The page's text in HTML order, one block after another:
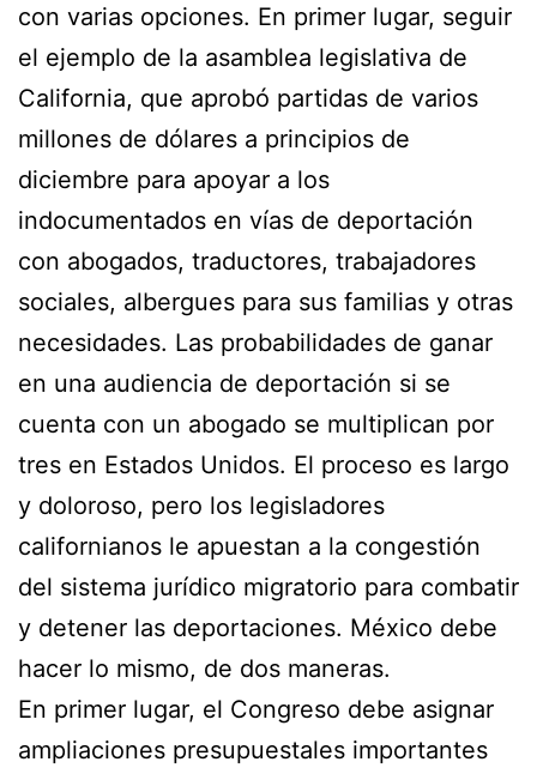
con varias opciones. En primer lugar, seguir
el ejemplo de la asamblea legislativa de
California, que aprobó partidas de varios
millones de dólares a principios de
diciembre para apoyar a los
indocumentados en vías de deportación
con abogados, traductores, trabajadores
sociales, albergues para sus familias y otras
necesidades. Las probabilidades de ganar
en una audiencia de deportación si se
cuenta con un abogado se multiplican por
tres en Estados Unidos. El proceso es largo
y doloroso, pero los legisladores
californianos le apuestan a la congestión
del sistema jurídico migratorio para combatir
y detener las deportaciones. México debe
hacer lo mismo, de dos maneras.
En primer lugar, el Congreso debe asignar
ampliaciones presupuestales importantes